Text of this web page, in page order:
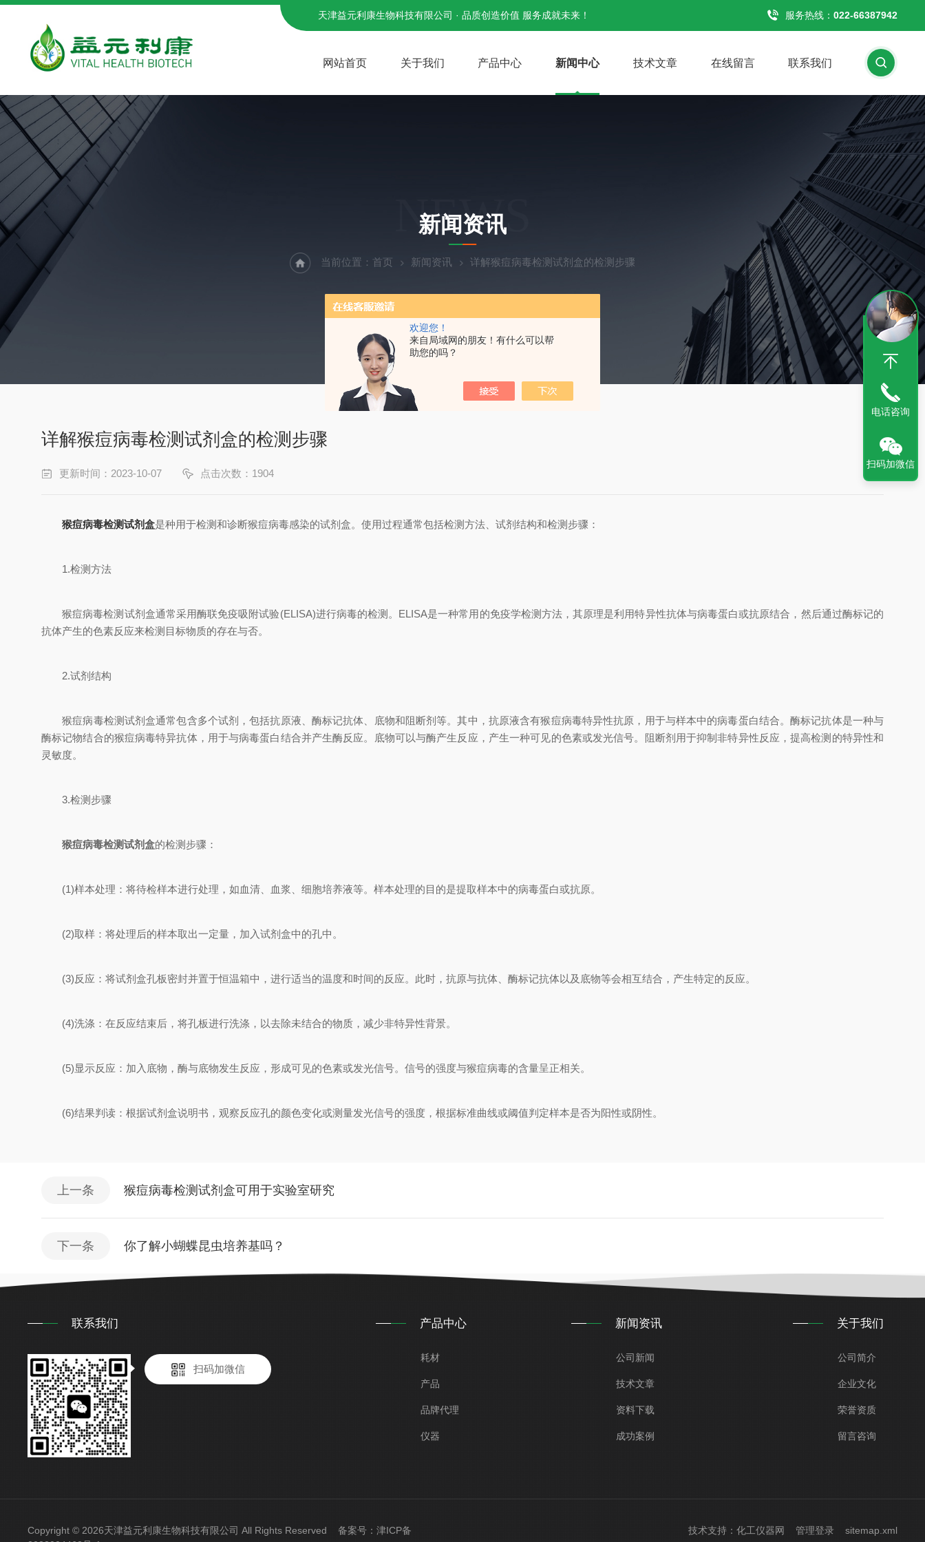
欢迎您！
来自局域网的朋友！有什么可以帮
助您的吗？
天津益元利康生物科技有限公司 · 品质创造价值 服务成就未来！ 服务热线： 022-66387942
网站首页 关于我们 产品中心 新闻中心 技术文章 在线留言 联系我们
NEWS
新闻资讯
当前位置： 首页 新闻资讯 详解猴痘病毒检测试剂盒的检测步骤
详解猴痘病毒检测试剂盒的检测步骤
更新时间：2023-10-07 点击次数：1904
猴痘病毒检测试剂盒是种用于检测和诊断猴痘病毒感染的试剂盒。使用过程通常包括检测方法、试剂结构和检测步骤：
1.检测方法
猴痘病毒检测试剂盒通常采用酶联免疫吸附试验(ELISA)进行病毒的检测。ELISA是一种常用的免疫学检测方法，其原理是利用特异性抗体与病毒蛋白或抗原结合，然后通过酶标记的
抗体产生的色素反应来检测目标物质的存在与否。
2.试剂结构
猴痘病毒检测试剂盒通常包含多个试剂，包括抗原液、酶标记抗体、底物和阻断剂等。其中，抗原液含有猴痘病毒特异性抗原，用于与样本中的病毒蛋白结合。酶标记抗体是一种与
酶标记物结合的猴痘病毒特异抗体，用于与病毒蛋白结合并产生酶反应。底物可以与酶产生反应，产生一种可见的色素或发光信号。阻断剂用于抑制非特异性反应，提高检测的特异性和
灵敏度。
3.检测步骤
猴痘病毒检测试剂盒的检测步骤：
(1)样本处理：将待检样本进行处理，如血清、血浆、细胞培养液等。样本处理的目的是提取样本中的病毒蛋白或抗原。
(2)取样：将处理后的样本取出一定量，加入试剂盒中的孔中。
(3)反应：将试剂盒孔板密封并置于恒温箱中，进行适当的温度和时间的反应。此时，抗原与抗体、酶标记抗体以及底物等会相互结合，产生特定的反应。
(4)洗涤：在反应结束后，将孔板进行洗涤，以去除未结合的物质，减少非特异性背景。
(5)显示反应：加入底物，酶与底物发生反应，形成可见的色素或发光信号。信号的强度与猴痘病毒的含量呈正相关。
(6)结果判读：根据试剂盒说明书，观察反应孔的颜色变化或测量发光信号的强度，根据标准曲线或阈值判定样本是否为阳性或阴性。
上一条 猴痘病毒检测试剂盒可用于实验室研究
下一条 你了解小蝴蝶昆虫培养基吗？
联系我们
扫码加微信
产品中心
耗材
产品
品牌代理
仪器
新闻资讯
公司新闻
技术文章
资料下载
成功案例
关于我们
公司简介
企业文化
荣誉资质
留言咨询
Copyright © 2026天津益元利康生物科技有限公司 All Rights Reserved 备案号：津ICP备
技术支持： 化工仪器网 管理登录 sitemap.xml
电话咨询
扫码加微信